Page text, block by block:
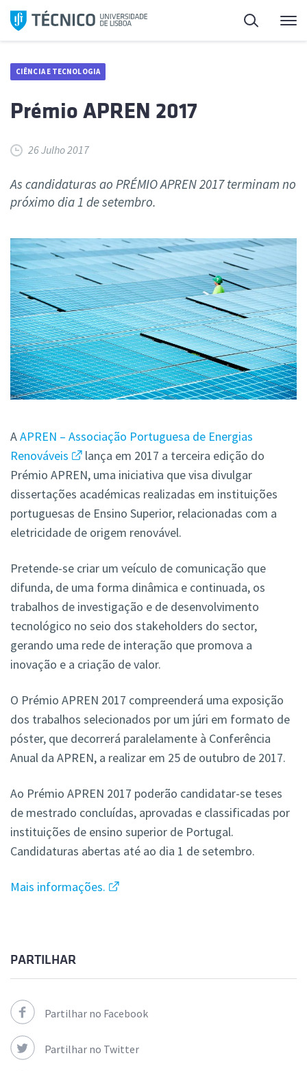
Saltar
para
Pesquisa
CIÊNCIA E TECNOLOGIA
Prémio APREN 2017
26 Julho 2017
As candidaturas ao PRÉMIO APREN 2017 terminam no
próximo dia 1 de setembro.
AAPREN – Associação Portuguesa de Energias
Renováveis
lança em 2017 a terceira edição do
Prémio APREN, uma iniciativa que visa divulgar
dissertações académicas realizadas em instituições
portuguesas de Ensino Superior, relacionadas com a
eletricidade de origem renovável.
Pretende-se criar um veículo de comunicação que
difunda, de uma forma dinâmica e continuada, os
trabalhos de investigação e de desenvolvimento
tecnológico no seio dos stakeholders do sector,
gerando uma rede de interação que promova a
inovação e a criação de valor.
O Prémio APREN 2017 compreenderá uma exposição
dos trabalhos selecionados por um júri em formato de
póster, que decorrerá paralelamente à Conferência
Anual da APREN, a realizar em 25 de outubro de 2017.
Ao Prémio APREN 2017 poderão candidatar-se teses
de mestrado concluídas, aprovadas e classificadas por
instituições de ensino superior de Portugal.
Candidaturas abertas até ao dia 1 de setembro.
Mais informações.
PARTILHAR
Partilhar no Facebook
Partilhar no Twitter